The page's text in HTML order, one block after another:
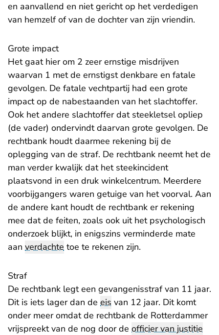
en aanvallend en niet gericht op het verdedigen
van hemzelf of van de dochter van zijn vriendin.
Grote impact
Het gaat hier om 2 zeer ernstige misdrijven
waarvan 1 met de ernstigst denkbare en fatale
gevolgen. De fatale vechtpartij had een grote
impact op de nabestaanden van het slachtoffer.
Ook het andere slachtoffer dat steekletsel opliep
(de vader) ondervindt daarvan grote gevolgen. De
rechtbank houdt daarmee rekening bij de
oplegging van de straf. De rechtbank neemt het de
man verder kwalijk dat het steekincident
plaatsvond in een druk winkelcentrum. Meerdere
voorbijgangers waren getuige van het voorval. Aan
de andere kant houdt de rechtbank er rekening
mee dat de feiten, zoals ook uit het psychologisch
onderzoek blijkt, in enigszins verminderde mate
aan verdachte toe te rekenen zijn.
Straf
De rechtbank legt een gevangenisstraf van 11 jaar.
Dit is iets lager dan de eis van 12 jaar. Dit komt
onder meer omdat de rechtbank de Rotterdammer
vrijspreekt van de nog door de officier van justitie